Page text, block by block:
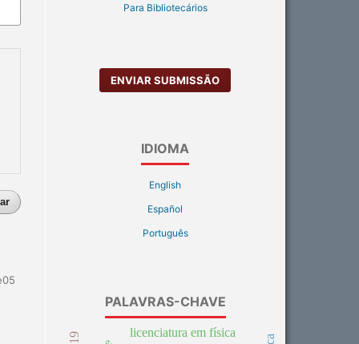
Para Bibliotecários
ENVIAR SUBMISSÃO
IDIOMA
English
Español
Português
PALAVRAS-CHAVE
licenciatura em física